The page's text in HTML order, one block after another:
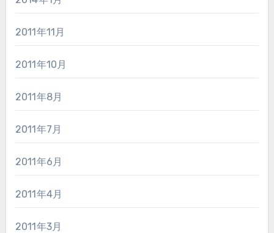
2011年11月
2011年10月
2011年8月
2011年7月
2011年6月
2011年4月
2011年3月